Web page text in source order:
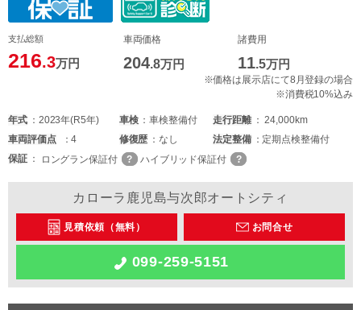
支払総額
216.3万円
車両価格
204.8万円
諸費用
11.5万円
※価格は展示店にて8月登録の場合
※消費税10%込み
年式 2023年(R5年) 車検 車検整備付 走行距離
24,000km
車両評価点 4 修復歴 なし 法定整備
定期点検整備付
保証
ロングラン保証付 ハイブリッド保証付
カローラ鹿児島与次郎オートシティ
見積依頼（無料） お問合せ
099-259-5151